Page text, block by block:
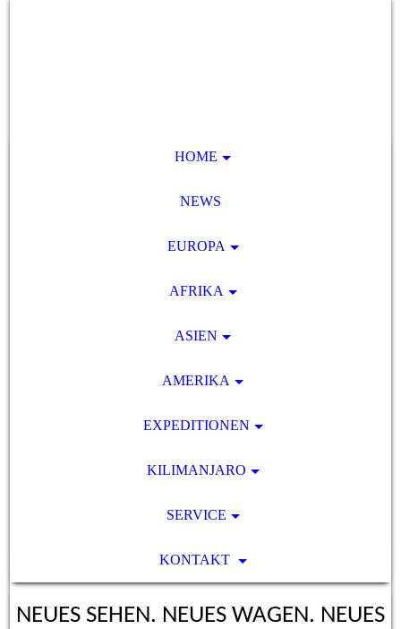
HOME
NEWS
EUROPA
AFRIKA
ASIEN
AMERIKA
EXPEDITIONEN
KILIMANJARO
SERVICE
KONTAKT
NEUES SEHEN. NEUES WAGEN. NEUES